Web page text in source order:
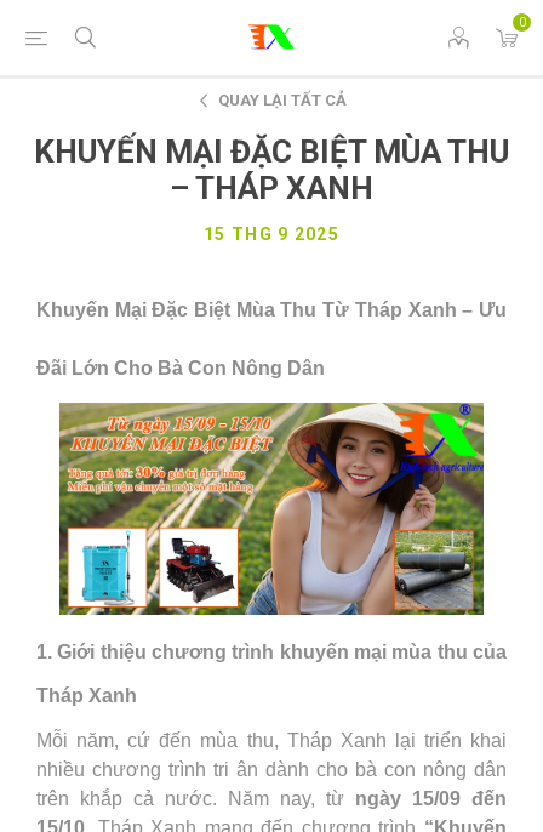
0
QUAY LẠI TẤT CẢ
KHUYẾN MẠI ĐẶC BIỆT MÙA THU
– THÁP XANH
15 THG 9 2025
Khuyến Mại Đặc Biệt Mùa Thu Từ Tháp Xanh – Ưu
Đãi Lớn Cho Bà Con Nông Dân
1. Giới thiệu chương trình khuyến mại mùa thu của
Tháp Xanh
Mỗi năm, cứ đến mùa thu, Tháp Xanh lại triển khai
nhiều chương trình tri ân dành cho bà con nông dân
trên khắp cả nước. Năm nay, từ ngày 15/09 đến
15/10, Tháp Xanh mang đến chương trình “Khuyến